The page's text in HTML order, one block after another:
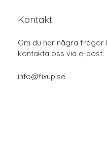
Kontakt
Om du har några frågor
kontakta oss via e-post:
info@fixup.se